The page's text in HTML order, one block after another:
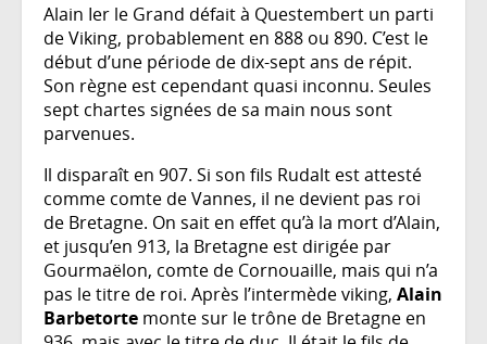
Alain Ier le Grand défait à Questembert un parti
de Viking, probablement en 888 ou 890. C’est le
début d’une période de dix-sept ans de répit.
Son règne est cependant quasi inconnu. Seules
sept chartes signées de sa main nous sont
parvenues.
Il disparaît en 907. Si son fils Rudalt est attesté
comme comte de Vannes, il ne devient pas roi
de Bretagne. On sait en effet qu’à la mort d’Alain,
et jusqu’en 913, la Bretagne est dirigée par
Gourmaëlon, comte de Cornouaille, mais qui n’a
pas le titre de roi. Après l’intermède viking, Alain
Barbetorte monte sur le trône de Bretagne en